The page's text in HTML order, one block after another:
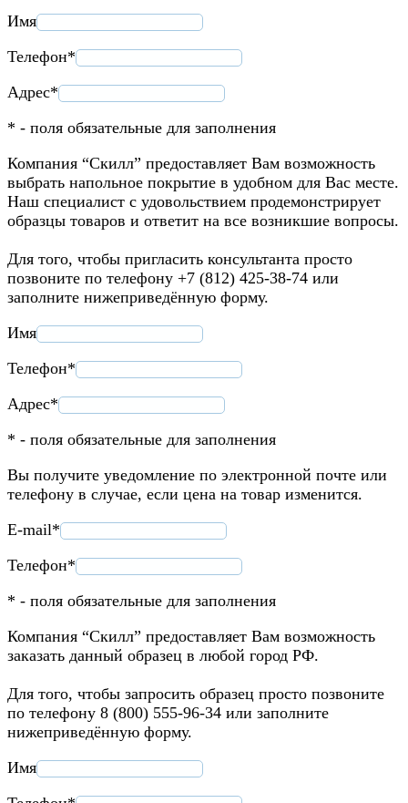
Имя
Телефон*
Адрес*
* - поля обязательные для заполнения
Компания “Скилл” предоставляет Вам возможность
выбрать напольное покрытие в удобном для Вас месте.
Наш специалист с удовольствием продемонстрирует
образцы товаров и ответит на все возникшие вопросы.
Для того, чтобы пригласить консультанта просто
позвоните по телефону +7 (812) 425-38-74 или
заполните нижеприведённую форму.
Имя
Телефон*
Адрес*
* - поля обязательные для заполнения
Вы получите уведомление по электронной почте или
телефону в случае, если цена на товар изменится.
E-mail*
Телефон*
* - поля обязательные для заполнения
Компания “Скилл” предоставляет Вам возможность
заказать данный образец в любой город РФ.
Для того, чтобы запросить образец просто позвоните
по телефону 8 (800) 555-96-34 или заполните
нижеприведённую форму.
Имя